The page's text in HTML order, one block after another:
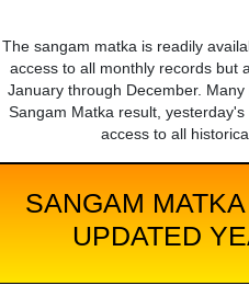
The sangam matka is readily
access to all monthly records but
January through December.
Sangam Matka result,
access to all
SANGAM
UPDATED